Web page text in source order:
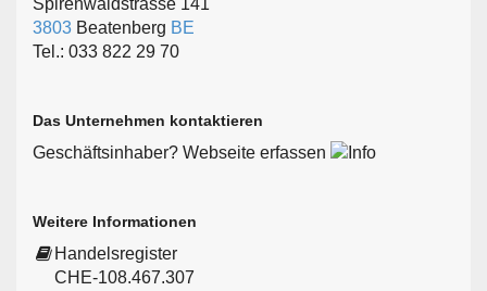
3803 Beatenberg BE
Tel.: 033 822 29 70
Das Unternehmen kontaktieren
Geschäftsinhaber? Webseite erfassen
Weitere Informationen
Handelsregister
CHE-108.467.307